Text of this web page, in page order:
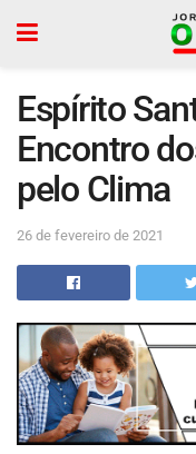
Espírito
Encontro
pelo Clima
26 de fevereiro de 2021